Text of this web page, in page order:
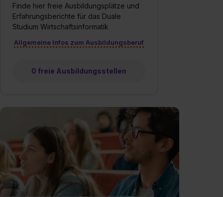
Finde hier freie Ausbildungsplätze und
Erfahrungsberichte für das Duale
Studium Wirtschaftsinformatik
Allgemeine Infos zum Ausbildungsberuf
0 freie Ausbildungsstellen